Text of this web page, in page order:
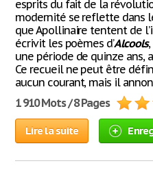
esprits du fait de la
modernité se reflette dans
que Apollinaire tentent de
écrivit les poèmes d’Alcools
une période de quinze ans,
Ce recueil ne peut être
aucun courant, mais il
1 910 Mots / 8 Pages
Lire la suite